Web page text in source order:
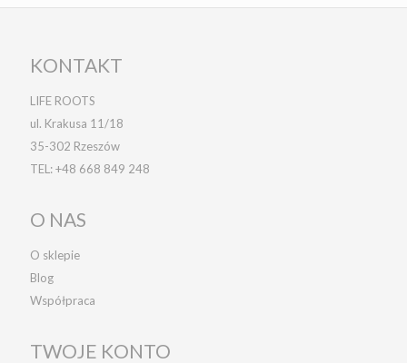
KONTAKT
LIFE ROOTS
ul. Krakusa 11/18
35-302 Rzeszów
TEL:+48 668 849 248
O NAS
O sklepie
Blog
Współpraca
TWOJE KONTO